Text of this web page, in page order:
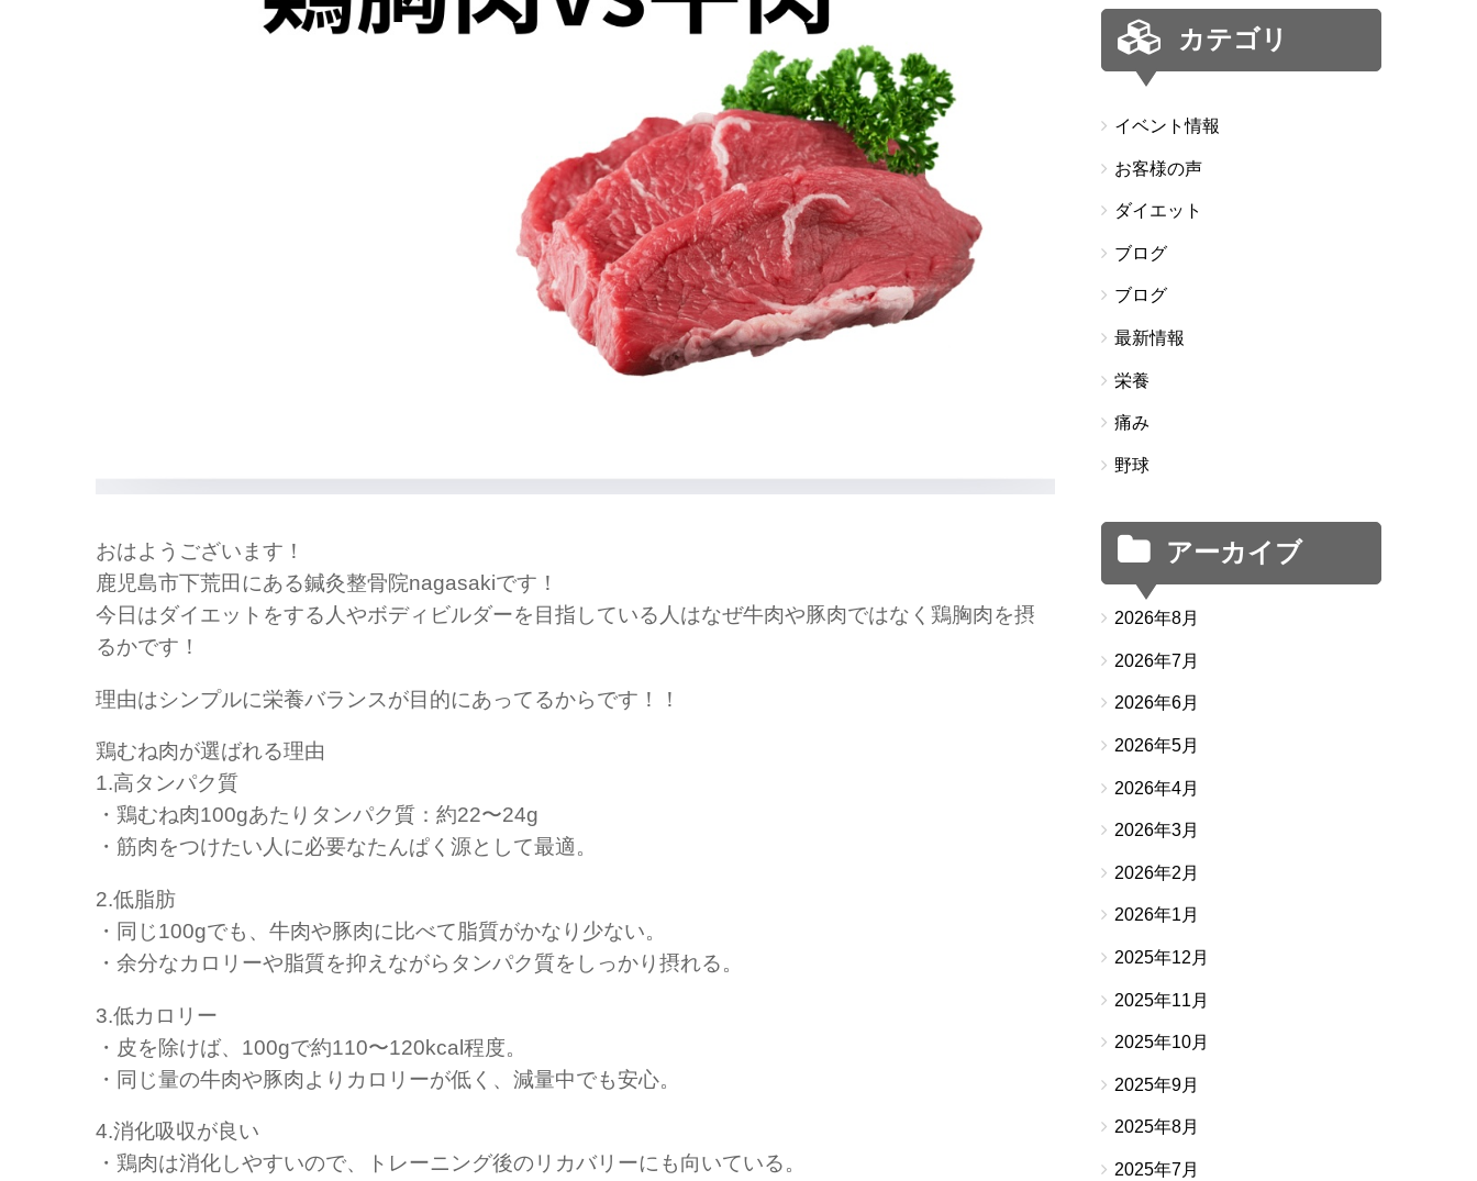
おはようございます！
鹿児島市下荒田にある鍼灸整骨院nagasakiです！
今日はダイエットをする人やボディビルダーを目指している人はなぜ牛肉や豚肉ではなく鶏胸肉を摂
るかです！
理由はシンプルに栄養バランスが目的にあってるからです！！
鶏むね肉が選ばれる理由
1.高タンパク質
・鶏むね肉100gあたりタンパク質：約22〜24g
・筋肉をつけたい人に必要なたんぱく源として最適。
2.低脂肪
・同じ100gでも、牛肉や豚肉に比べて脂質がかなり少ない。
・余分なカロリーや脂質を抑えながらタンパク質をしっかり摂れる。
3.低カロリー
・皮を除けば、100gで約110〜120kcal程度。
・同じ量の牛肉や豚肉よりカロリーが低く、減量中でも安心。
4.消化吸収が良い
・鶏肉は消化しやすいので、トレーニング後のリカバリーにも向いている。
カテゴリ
イベント情報
お客様の声
ダイエット
ブログ
ブログ
最新情報
栄養
痛み
野球
アーカイブ
2026年8月
2026年7月
2026年6月
2026年5月
2026年4月
2026年3月
2026年2月
2026年1月
2025年12月
2025年11月
2025年10月
2025年9月
2025年8月
2025年7月